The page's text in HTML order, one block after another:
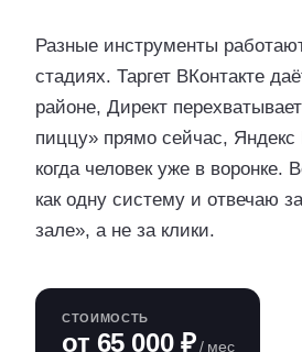
Разные инструменты
стадиях. Таргет ВКонтакте
районе, Директ
пиццу» прямо сейчас, Яндекс
когда человек уже в воронке.
как одну систему и отвечаю
зале», а не за клики.
СТОИМОСТЬ
от 65 000 ₽ / мес